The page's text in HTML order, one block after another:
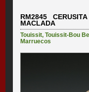
RM2845 CERUSITA
MACLADA
Touissit,Touissit-Bou
Marruecos